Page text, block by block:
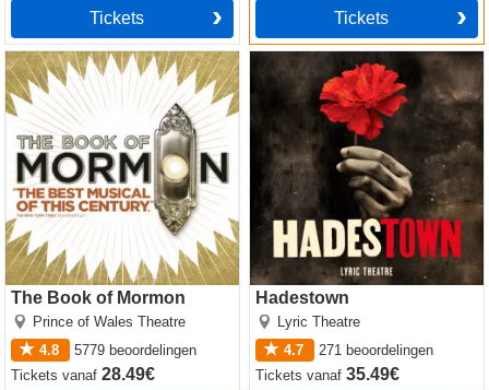
Tickets Tickets
The Book of Mormon
Prince of Wales Theatre
4.8
5779 beoordelingen
Ticketsvanaf28.49€
The Book of Mormon
Hadestown
Lyric Theatre
4.7
271 beoordelingen
Ticketsvanaf35.49€
Hadestown